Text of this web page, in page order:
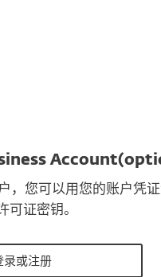
，您可以用您的账户凭
可证密钥。
录或注册